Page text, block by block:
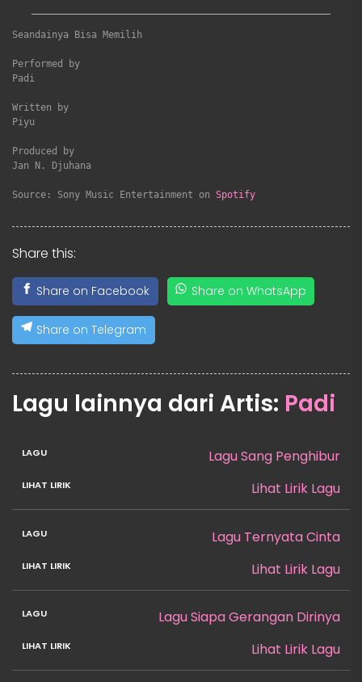
Seandainya Bisa Memilih
Performed by
Padi
Written by
Piyu
Produced by
Jan N. Djuhana
Source: Sony Music Entertainment on Spotify
Share this:
Share on Facebook Share on WhatsApp
Share on Telegram
Lagu lainnya dari Artis: Padi
Lagu Sang Penghibur
Lihat Lirik Lagu
Lagu Ternyata Cinta
Lihat Lirik Lagu
Lagu Siapa Gerangan Dirinya
Lihat Lirik Lagu